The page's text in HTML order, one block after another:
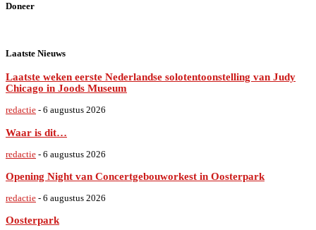
Doneer
Laatste Nieuws
Laatste weken eerste Nederlandse solotentoonstelling van Judy
Chicago in Joods Museum
redactie - 6 augustus 2026
Waar is dit…
redactie - 6 augustus 2026
Opening Night van Concertgebouworkest in Oosterpark
redactie - 6 augustus 2026
Oosterpark